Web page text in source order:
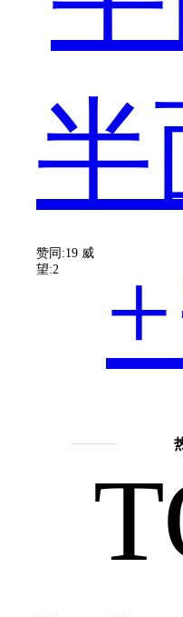
近
热
度
被
半
赞同:19 威
望:2
擅
话
神
话